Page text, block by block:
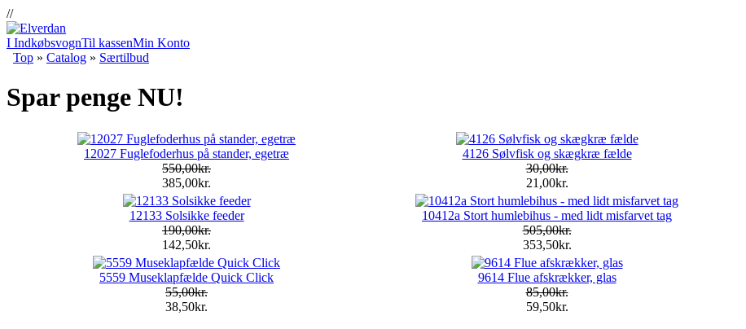
//
I IndkøbsvognTil kassenMin Konto
Top » Catalog » Særtilbud
Spar penge NU!
12027 Fuglefoderhus på stander, egetræ
550,00kr.
385,00kr.
4126 Sølvfisk og skægkræ fælde
30,00kr.
21,00kr.
12133 Solsikke feeder
190,00kr.
142,50kr.
10412a Stort humlebihus - med lidt misfarvet tag
505,00kr.
353,50kr.
5559 Museklapfælde Quick Click
55,00kr.
38,50kr.
9614 Flue afskrækker, glas
85,00kr.
59,50kr.